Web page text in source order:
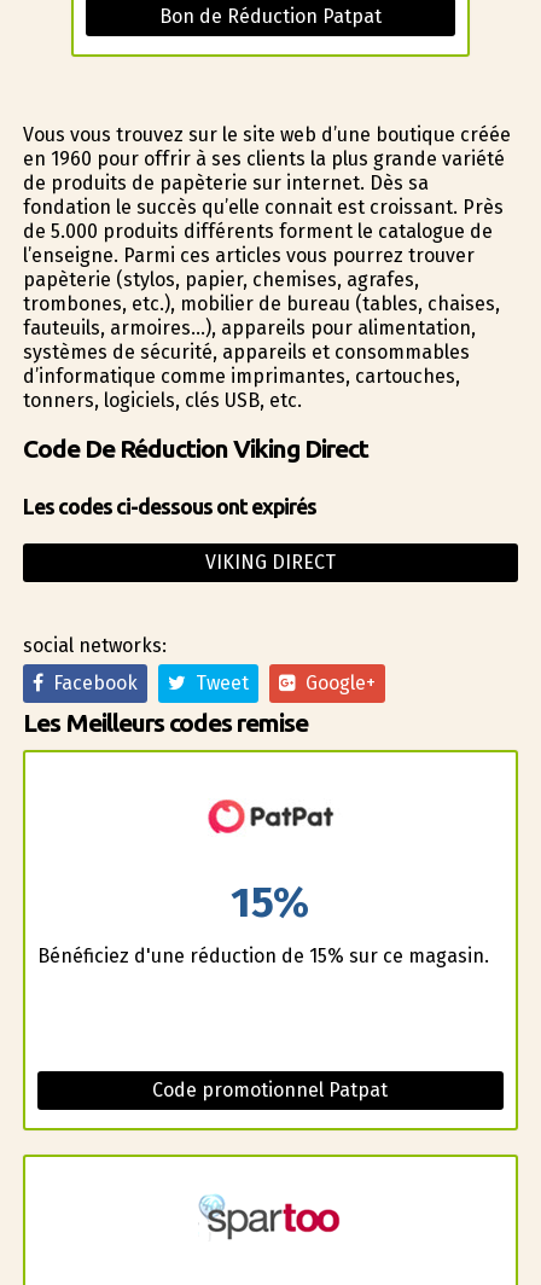
Bon de Réduction Patpat
Vous vous trouvez sur le site web d’une boutique créée
en 1960 pour offrir à ses clients la plus grande variété
de produits de papèterie sur internet. Dès sa
fondation le succès qu’elle connait est croissant. Près
de 5.000 produits différents forment le catalogue de
l’enseigne. Parmi ces articles vous pourrez trouver
papèterie (stylos, papier, chemises, agrafes,
trombones, etc.), mobilier de bureau (tables, chaises,
fauteuils, armoires…), appareils pour alimentation,
systèmes de sécurité, appareils et consommables
d’informatique comme imprimantes, cartouches,
tonners, logiciels, clés USB, etc.
Code De Réduction Viking Direct
Les codes ci-dessous ont expirés
VIKING DIRECT
social networks:
Facebook
Tweet Google+
Les Meilleurs codes remise
15%
Bénéficiez d'une réduction de 15% sur ce magasin.
Code promotionnel Patpat